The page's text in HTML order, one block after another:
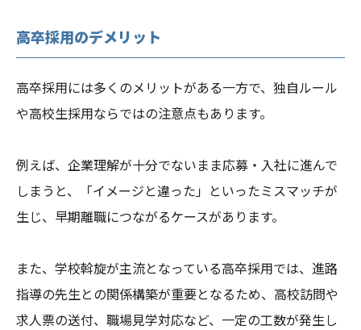
高卒採用のデメリット
高卒採用には多くのメリットがある一方で、独自ルール
や高校生採用ならではの注意点もあります。
例えば、企業理解が十分でないまま応募・入社に進んで
しまうと、「イメージと違った」といったミスマッチが
生じ、早期離職につながるケースがあります。
また、学校斡旋が主流となっている高卒採用では、進路
指導の先生との関係構築が重要となるため、高校訪問や
求人票の送付、職場見学対応など、一定の工数が発生し